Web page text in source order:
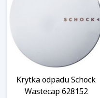
Krytka odpadu Schock
Wastecap 628152